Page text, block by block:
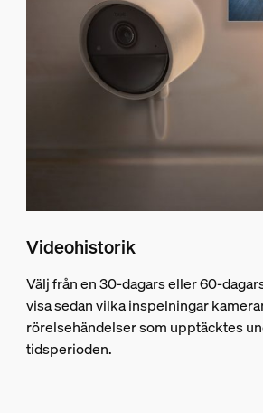
Videohistorik
Välj från en 30-dagars eller 60-
visa sedan vilka inspelningar
rörelsehändelser som upptäcktes
tidsperioden.